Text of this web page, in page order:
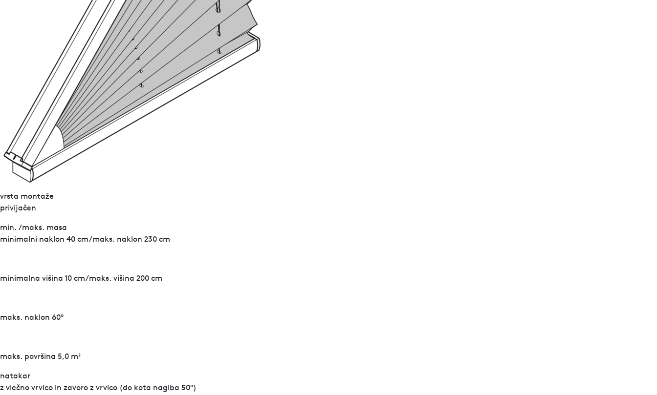
vrsta montaže
privijačen
min. /maks. masa
minimalni naklon 40 cm/maks. naklon 230 cm
minimalna višina 10 cm/maks. višina 200 cm
maks. naklon 60°
maks. površina 5,0 m²
natakar
z vlečno vrvico in zavoro z vrvico (do kota nagiba 50°)